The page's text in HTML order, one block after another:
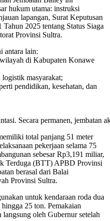
hukum utama: instruksi
lapangan, Surat Keputusan
2025 tentang Status Siaga
Provinsi Sultra.
antara lain:
di Kabupaten Konawe
masyarakat;
pendidikan, kesehatan, dan
Secara permanen, jembatan
total panjang 51 meter
pekerjaan selama 75
sebesar Rp3,191 miliar,
Terduga (BTT) APBD Provinsi
berasal dari Balai
Provinsi Sultra.
untuk kendaraan roda dua
25 ton. Pemakaian
oleh Gubernur setelah